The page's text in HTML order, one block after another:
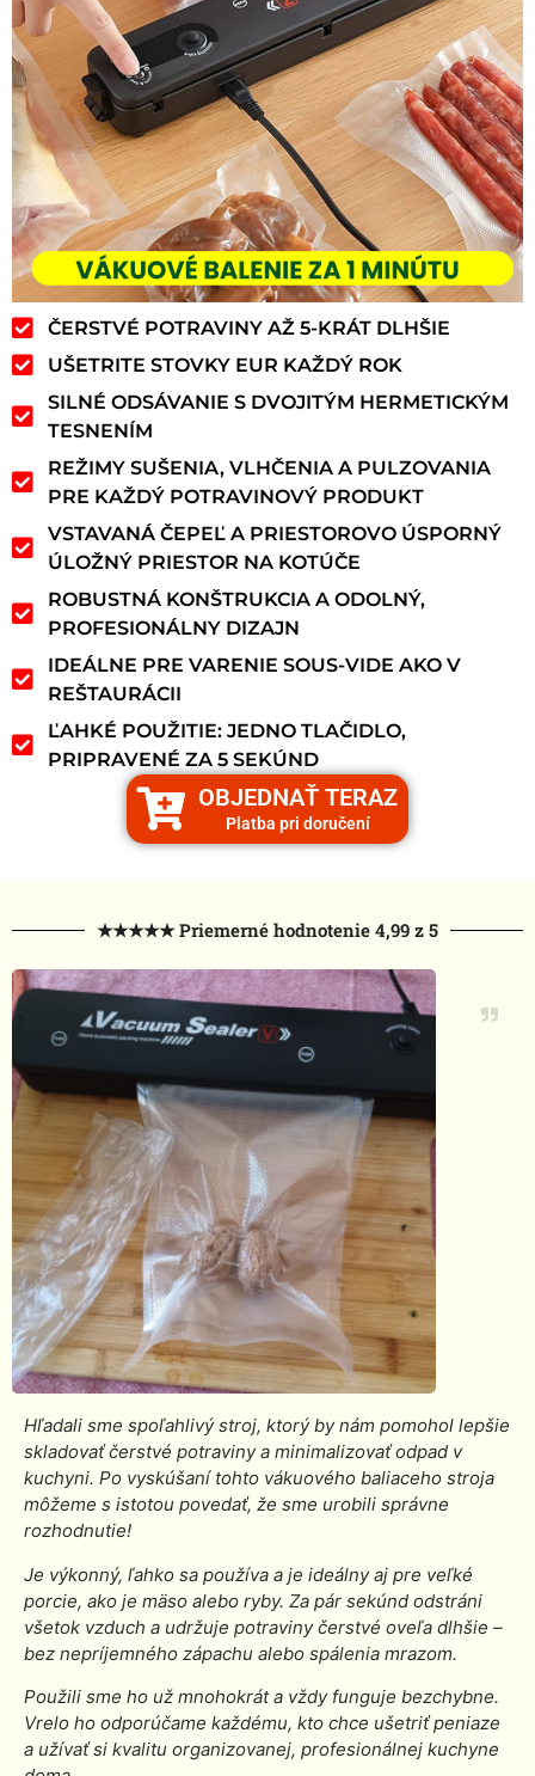
ČERSTVÉ POTRAVINY AŽ 5-KRÁT DLHŠIE
UŠETRITE STOVKY EUR KAŽDÝ ROK
SILNÉ ODSÁVANIE S DVOJITÝM HERMETICKÝM
TESNENÍM
REŽIMY SUŠENIA, VLHČENIA A PULZOVANIA
PRE KAŽDÝ POTRAVINOVÝ PRODUKT
VSTAVANÁ ČEPEĽ A PRIESTOROVO ÚSPORNÝ
ÚLOŽNÝ PRIESTOR NA KOTÚČE
ROBUSTNÁ KONŠTRUKCIA A ODOLNÝ,
PROFESIONÁLNY DIZAJN
IDEÁLNE PRE VARENIE SOUS-VIDE AKO V
REŠTAURÁCII
ĽAHKÉ POUŽITIE: JEDNO TLAČIDLO,
PRIPRAVENÉ ZA 5 SEKÚND
OBJEDNAŤ TERAZ
Platba pri doručení
★★★★★ Priemerné hodnotenie 4,99 z 5
Hľadali sme spoľahlivý stroj, ktorý by nám pomohol lepšie
skladovať čerstvé potraviny a minimalizovať odpad v
kuchyni. Po vyskúšaní tohto vákuového baliaceho stroja
môžeme s istotou povedať, že sme urobili správne
rozhodnutie!
Je výkonný, ľahko sa používa a je ideálny aj pre veľké
porcie, ako je mäso alebo ryby. Za pár sekúnd odstráni
všetok vzduch a udržuje potraviny čerstvé oveľa dlhšie –
bez nepríjemného zápachu alebo spálenia mrazom.
Použili sme ho už mnohokrát a vždy funguje bezchybne.
Vrelo ho odporúčame každému, kto chce ušetriť peniaze
a užívať si kvalitu organizovanej, profesionálnej kuchyne